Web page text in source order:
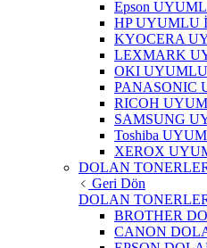
Epson
HP UYUMLU
KYOCERA
LEXMARK
OKI UYUMLU
PANASONIC
RICOH
SAMSUNG
Toshiba
XEROX
DOLAN
Geri Dön
DOLAN
BROTHER
CANON